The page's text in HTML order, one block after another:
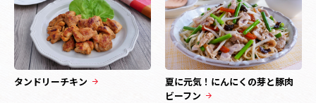
タンドリーチキン
夏に元気！にんにくの芽と豚肉
ビーフン